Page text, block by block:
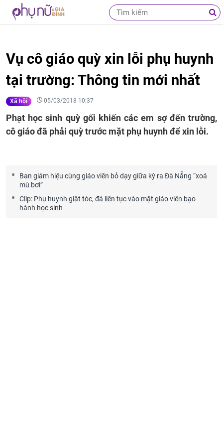
Vụ cô giáo quỳ xin lỗi phụ huynh
tại trường: Thông tin mới nhất
Xã hội 05/03/2018 10:37
Phạt học sinh quỳ gối khiến các em sợ đến trường,
cô giáo đã phải quỳ trước mặt phụ huynh để xin lỗi.
Ban giám hiệu cùng giáo viên bỏ dạy giữa kỳ ra Đà Nẵng “xoá
mù bơi”
Clip: Phụ huynh giật tóc, đá liên tục vào mặt giáo viên bạo
hành học sinh